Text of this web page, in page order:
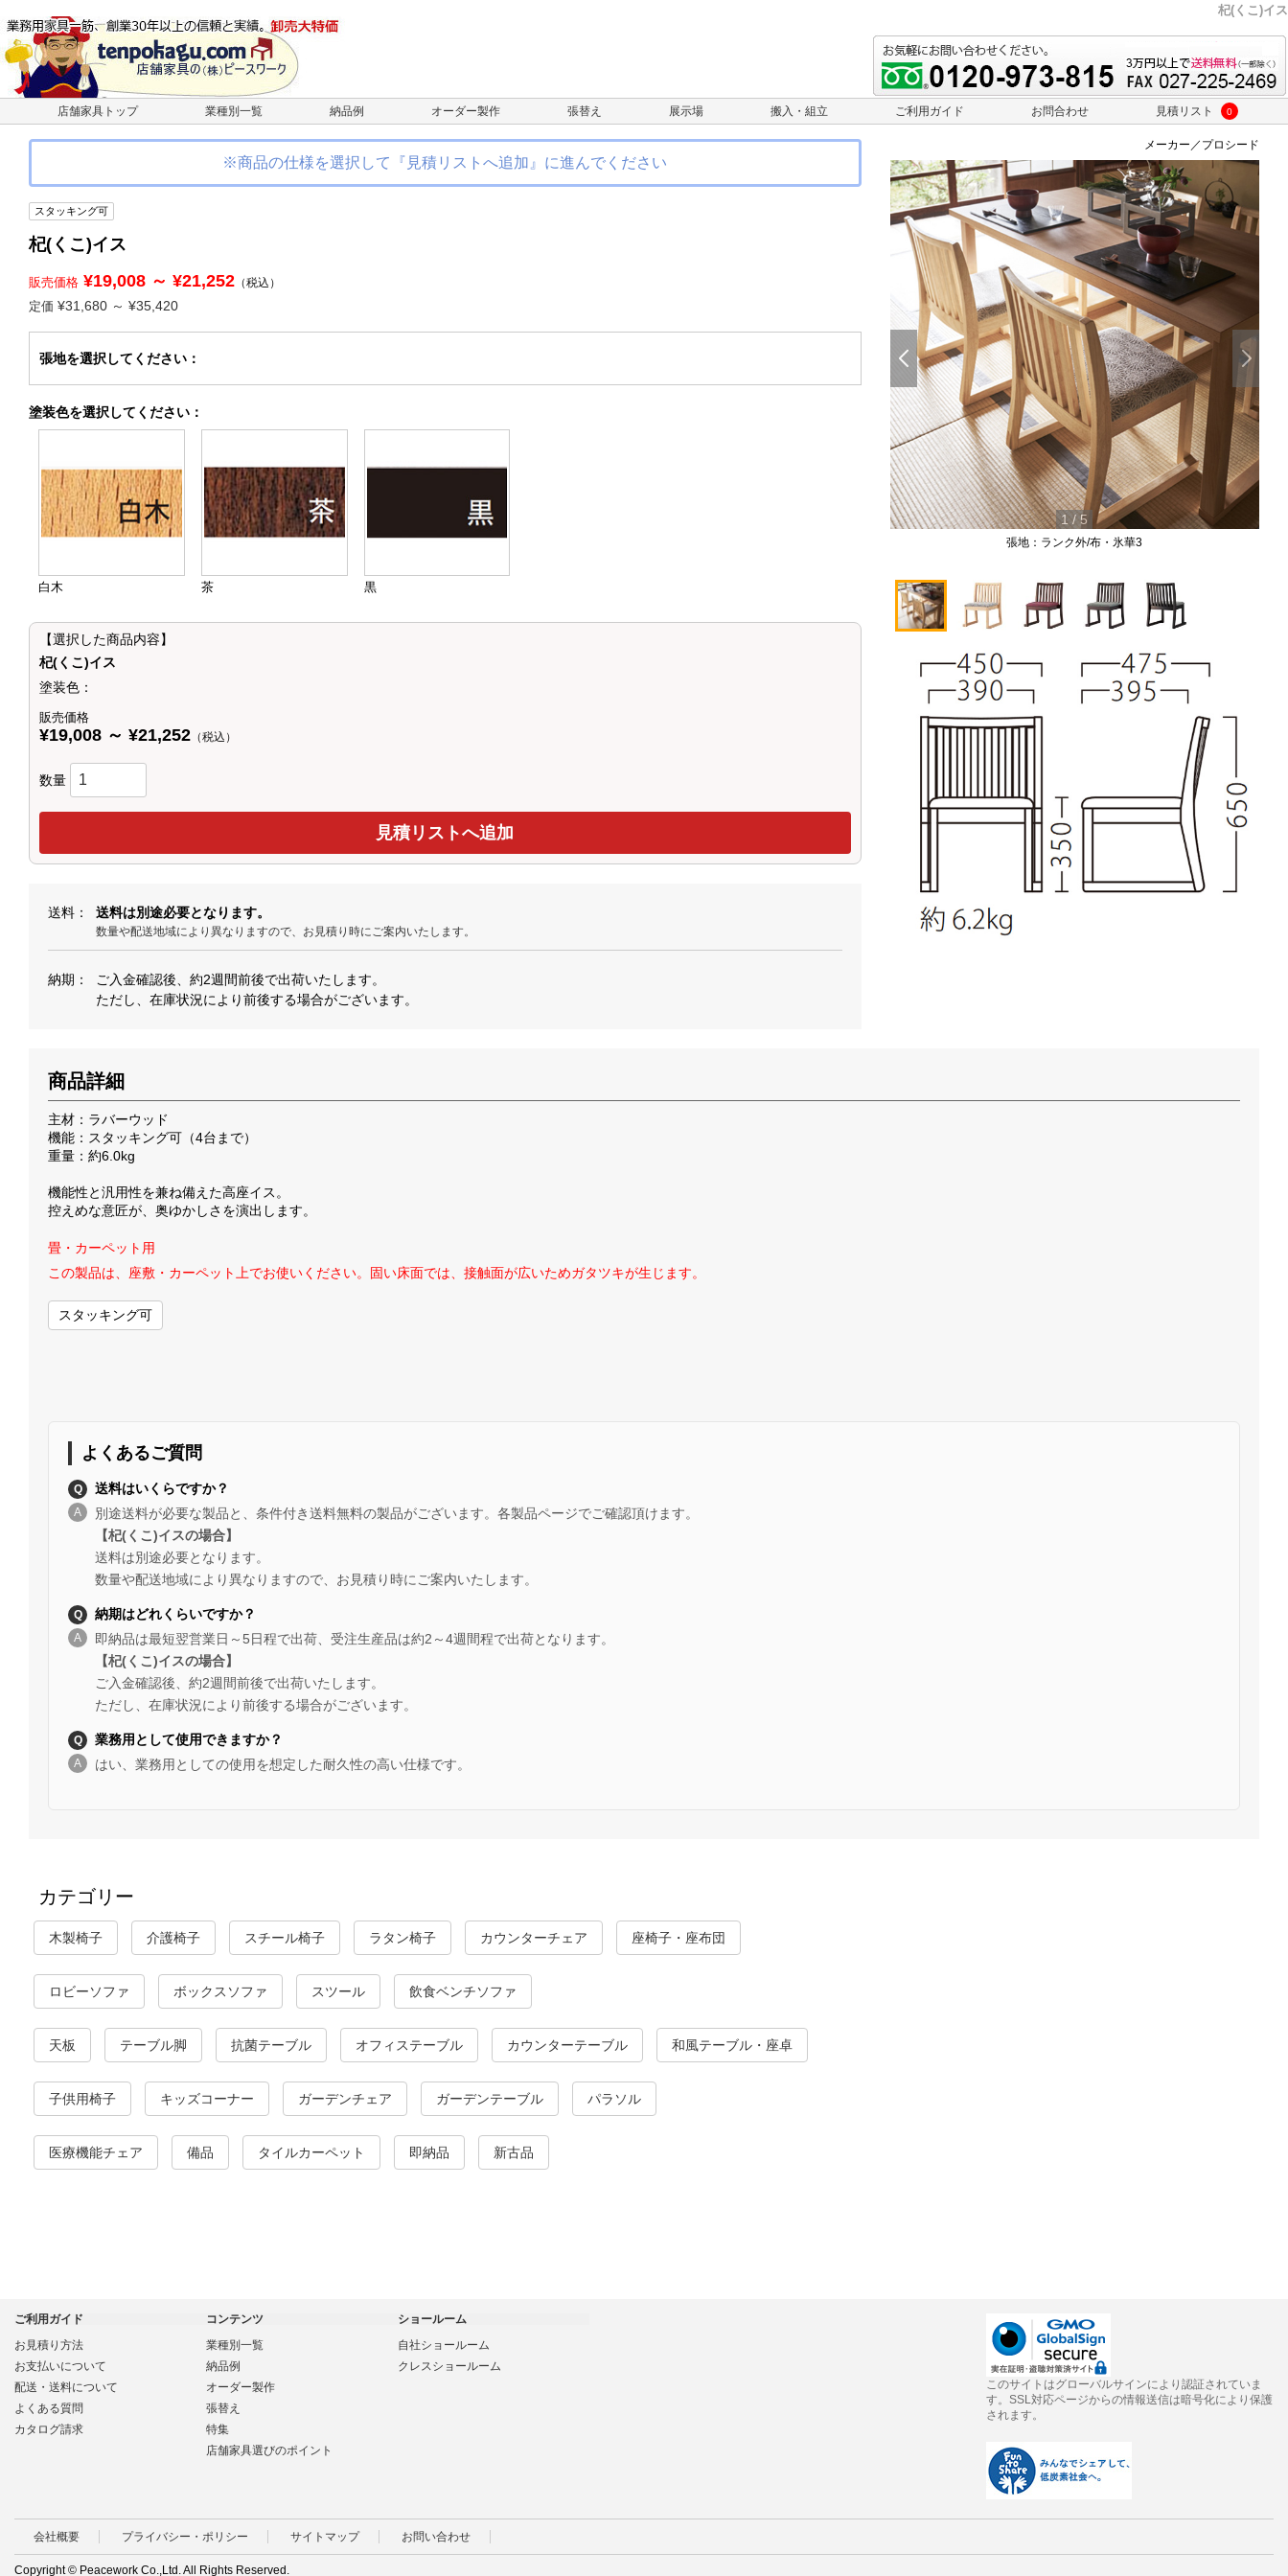
杞(くこ)イス
店舗家具トップ 業種別一覧 納品例 オーダー製作 張替え 展示場 搬入・組立 ご利用ガイド お問合わせ 見積リスト 0
メーカー／プロシード
張地：ランク外/布・氷華3
1/5
※商品の仕様を選択して『見積リストへ追加』に進んでください
スタッキング可
杞(くこ)イス
販売価格 ¥19,008 ～ ¥21,252 （税込）
定価¥31,680 ～ ¥35,420
張地を選択してください ：
塗装色を選択してください ：
白木 茶 黒
【選択した商品内容】
杞(くこ)イス
塗装色：
販売価格
¥19,008 ～ ¥21,252 （税込）
数量
送料 送料は別途必要となります。
数量や配送地域により異なりますので、お見積り時にご案内いたします。
納期
ご入金確認後、約2週間前後で出荷いたします。
ただし、在庫状況により前後する場合がございます。
商品詳細
主材：ラバーウッド
機能：スタッキング可（4台まで）
重量：約6.0kg
機能性と汎用性を兼ね備えた高座イス。
控えめな意匠が、奥ゆかしさを演出します。
畳・カーペット用
この製品は、座敷・カーペット上でお使いください。固い床面では、接触面が広いためガタツキが生じます。
スタッキング可
よくあるご質問
送料はいくらですか？
別途送料が必要な製品と、条件付き送料無料の製品がございます。各製品ページでご確認頂けます。
【杞(くこ)イスの場合】
送料は別途必要となります。
数量や配送地域により異なりますので、お見積り時にご案内いたします。
納期はどれくらいですか？
即納品は最短翌営業日～5日程で出荷、受注生産品は約2～4週間程で出荷となります。
【杞(くこ)イスの場合】
ご入金確認後、約2週間前後で出荷いたします。
ただし、在庫状況により前後する場合がございます。
業務用として使用できますか？
はい、業務用としての使用を想定した耐久性の高い仕様です。
カテゴリー
木製椅子 介護椅子 スチール椅子 ラタン椅子 カウンターチェア 座椅子・座布団
ロビーソファ ボックスソファ スツール 飲食ベンチソファ
天板 テーブル脚 抗菌テーブル オフィステーブル カウンターテーブル 和風テーブル・座卓
子供用椅子 キッズコーナー ガーデンチェア ガーデンテーブル パラソル
医療機能チェア 備品 タイルカーペット 即納品 新古品
ご利用ガイド
お見積り方法
お支払いについて
配送・送料について
よくある質問
カタログ請求
コンテンツ
業種別一覧
納品例
オーダー製作
張替え
特集
店舗家具選びのポイント
ショールーム
自社ショールーム
クレスショールーム
このサイトはグローバルサインにより認証されていま
す。SSL対応ページからの情報送信は暗号化により保護
されます。
会社概要 プライバシー・ポリシー サイトマップ お問い合わせ
Copyright © Peacework Co.,Ltd. All Rights Reserved.